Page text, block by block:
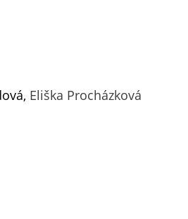
Eliška Procházková